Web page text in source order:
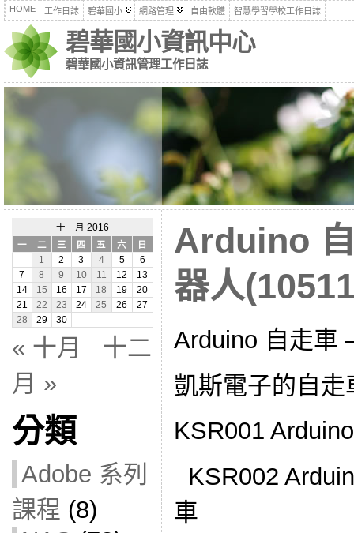
HOME 工作日誌 碧華國小 網路管理 自由軟體 智慧學習學校工作日誌
碧華國小資訊中心
碧華國小資訊管理工作日誌
十一月 2016
一
二 三 四 五 六
日
1
2 3 4 5
6
7
8 9 10 11 12
13
14
15 16 17 18 19
20
21
22 23 24 25 26
27
28
29 30
« 十月
十二
月 »
分類
Adobe 系列
課程 (8)
Arduino
器人
Arduino 自走車
凱斯電子的自走
KSR001
KSR002
車